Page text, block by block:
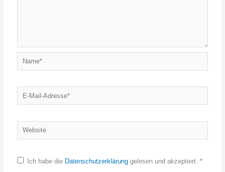
Name*
E-
Mail-
Website
Ich habe die Datenschutzerklärunggelesen und akzeptiert. *